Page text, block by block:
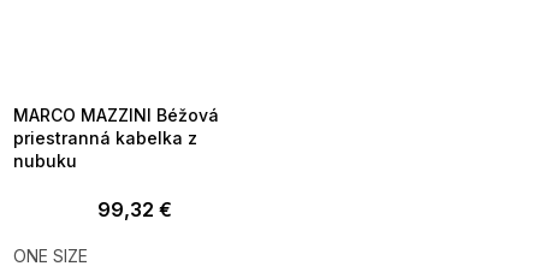
MARCO MAZZINI Béžová
priestranná kabelka z
nubuku
99,32 €
ONE SIZE